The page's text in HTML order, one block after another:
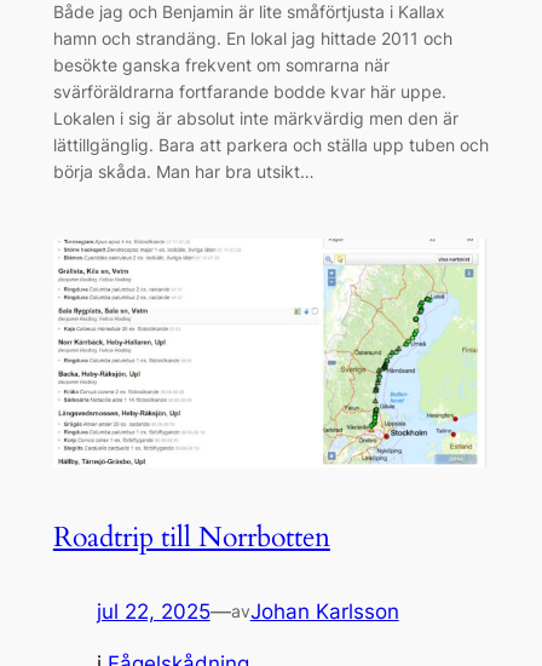
Både jag och Benjamin är lite småförtjusta i Kallax
hamn och strandäng. En lokal jag hittade 2011 och
besökte ganska frekvent om somrarna när
svärföräldrarna fortfarande bodde kvar här uppe.
Lokalen i sig är absolut inte märkvärdig men den är
lättillgänglig. Bara att parkera och ställa upp tuben och
börja skåda. Man har bra utsikt…
Roadtrip till Norrbotten
jul 22, 2025—avJohan Karlsson